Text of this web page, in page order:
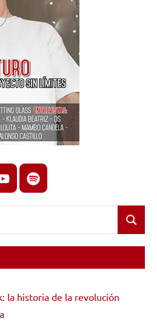
spotify
Buscar
la historia de la revolución